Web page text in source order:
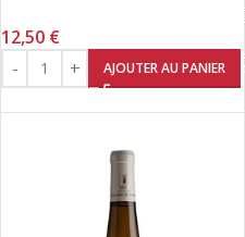
12,50 €
AJOUTER AU PANIER